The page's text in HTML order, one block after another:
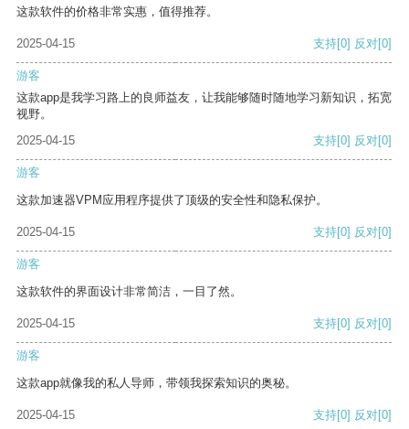
这款软件的价格非常实惠，值得推荐。
2025-04-15 支持[0] 反对[0]
游客
这款app是我学习路上的良师益友，让我能够随时随地学习新知识，拓宽
视野。
2025-04-15
支持[0] 反对[0]
游客
这款加速器VPM应用程序提供了顶级的安全性和隐私保护。
2025-04-15 支持[0] 反对[0]
游客
这款软件的界面设计非常简洁，一目了然。
2025-04-15 支持[0] 反对[0]
游客
这款app就像我的私人导师，带领我探索知识的奥秘。
2025-04-15 支持[0] 反对[0]